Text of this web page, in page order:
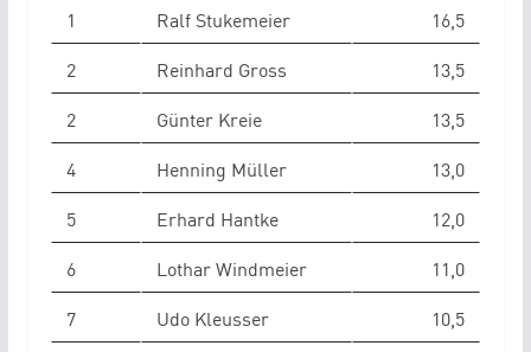
1
Ralf Stukemeier
16,5
2
Reinhard Gross
13,5
2
Günter Kreie
13,5
4
Henning Müller
13,0
5
Erhard Hantke
12,0
6
Lothar Windmeier
11,0
7
Udo Kleusser
10,5